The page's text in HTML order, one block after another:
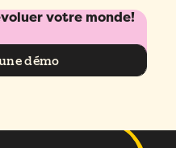
votre monde!
démo